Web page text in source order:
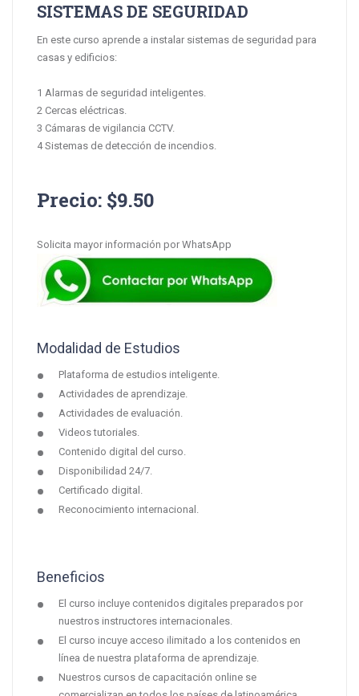
SISTEMAS DE SEGURIDAD
En este curso aprende a instalar sistemas de seguridad para
casas y edificios:
1 Alarmas de seguridad inteligentes.
2 Cercas eléctricas.
3 Cámaras de vigilancia CCTV.
4 Sistemas de detección de incendios.
Precio: $9.50
Solicita mayor información por WhatsApp
Modalidad de Estudios
Plataforma de estudios inteligente.
Actividades de aprendizaje.
Actividades de evaluación.
Videos tutoriales.
Contenido digital del curso.
Disponibilidad 24/7.
Certificado digital.
Reconocimiento internacional.
Beneficios
El curso incluye contenidos digitales preparados por
nuestros instructores internacionales.
El curso incuye acceso ilimitado a los contenidos en
línea de nuestra plataforma de aprendizaje.
Nuestros cursos de capacitación online se